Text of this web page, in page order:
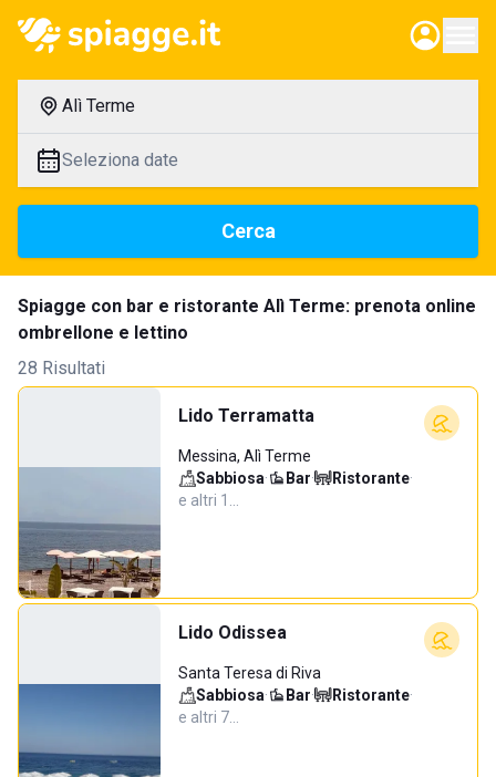
Alì Terme
Seleziona date
Cerca
Spiagge con bar e ristorante Alì Terme: prenota online
ombrellone e lettino
28 Risultati
Lido Terramatta
Messina, Alì Terme
Sabbiosa· Bar· Ristorante·
e altri 1…
Lido Odissea
Santa Teresa di Riva
Sabbiosa· Bar· Ristorante·
e altri 7…